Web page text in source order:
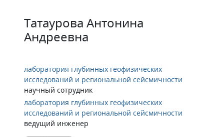
Татаурова Антонина
Андреевна
лаборатория глубинных геофизических
исследований и региональной сейсмичности
научный сотрудник
лаборатория глубинных геофизических
исследований и региональной сейсмичности
ведущий инженер